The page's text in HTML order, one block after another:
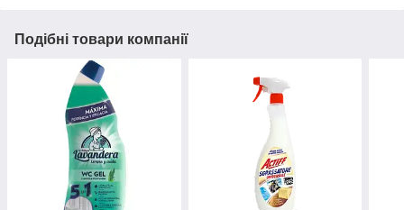
Подібні товари компанії